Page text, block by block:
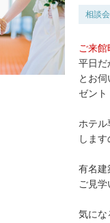
相談会
ご来
平日だ
とお
ゼント
ホテ
しま
有名建
ご見
気にな